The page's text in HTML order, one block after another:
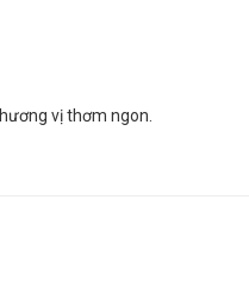
vị thơm ngon.